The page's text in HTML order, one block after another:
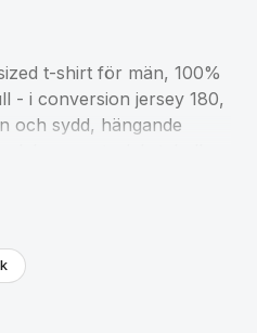
t-shirt för män, 100%
- i conversion jersey 180,
och sydd, hängande